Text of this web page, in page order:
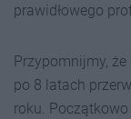
prawidłowego
Przypomnijmy,
po 8 latach
roku. Początkowo